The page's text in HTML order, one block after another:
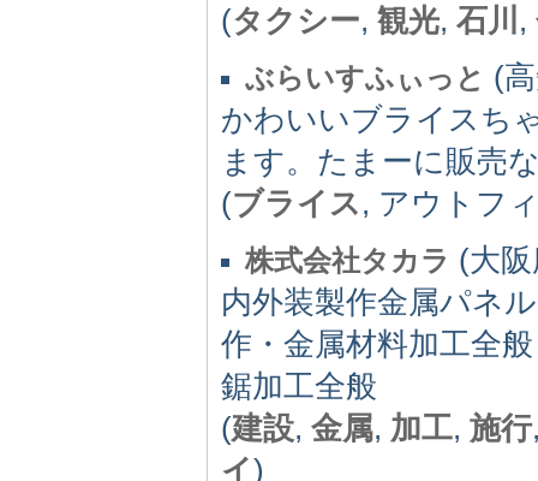
(タクシー, 観光, 石川 ,
ぶらいすふぃっと (
かわいいブライスち
ます。たまーに販売
(ブライス, アウトフ
株式会社タカラ (大
内外装製作金属パネ
作・金属材料加工全
鋸加工全般
(建設, 金属, 加工, 施行
イ)